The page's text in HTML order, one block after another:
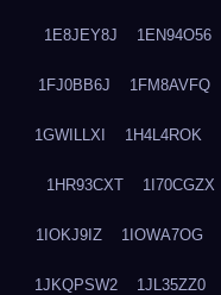
1E8JEY8J 1EN94O56
1FJ0BB6J 1FM8AVFQ
1GWILLXI 1H4L4ROK
1HR93CXT 1I70CGZX
1IOKJ9IZ 1IOWA7OG
1JKQPSW2 1JL35ZZ0